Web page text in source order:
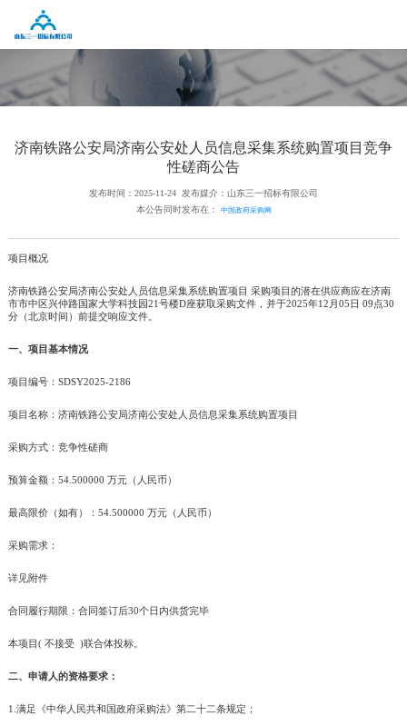
济南铁路公安局济南公安处人员信息采集系统购置项目竞争
性磋商公告
发布时间：2025-11-24
发布媒介：山东三一招标有限公司
本公告同时发布在：
中国政府采购网
项目概况
济南铁路公安局济南公安处人员信息采集系统购置项目 采购项目的潜在供应商应在济南
市市中区兴仲路国家大学科技园21号楼D座获取采购文件，并于2025年12月05日 09点30
分（北京时间）前提交响应文件。
一、项目基本情况
项目编号：SDSY2025-2186
项目名称：济南铁路公安局济南公安处人员信息采集系统购置项目
采购方式：竞争性磋商
预算金额：54.500000 万元（人民币）
最高限价（如有）：54.500000 万元（人民币）
采购需求：
详见附件
合同履行期限：合同签订后30个日内供货完毕
本项目( 不接受 )联合体投标。
二、申请人的资格要求：
1.满足《中华人民共和国政府采购法》第二十二条规定；